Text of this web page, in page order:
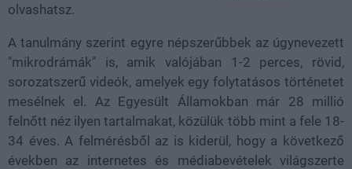
olvashatsz.
A tanulmány szerint egyre népszerűbbek az úgynevezett
"mikrodrámák" is, amik valójában 1-2 perces, rövid,
sorozatszerű videók, amelyek egy folytatásos történetet
mesélnek el. Az Egyesült Államokban már 28 millió
felnőtt néz ilyen tartalmakat, közülük több mint a fele 18-
34 éves. A felmérésből az is kiderül, hogy a következő
években az internetes és médiabevételek világszerte